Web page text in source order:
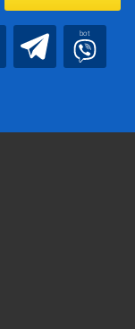
bot